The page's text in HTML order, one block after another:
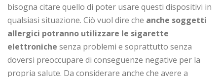
bisogna citare quello di poter usare questi dispositivi in
qualsiasi situazione. Ciò vuol dire che anche soggetti
allergici potranno utilizzare le sigarette
elettroniche senza problemi e soprattutto senza
doversi preoccupare di conseguenze negative per la
propria salute. Da considerare anche che avere a